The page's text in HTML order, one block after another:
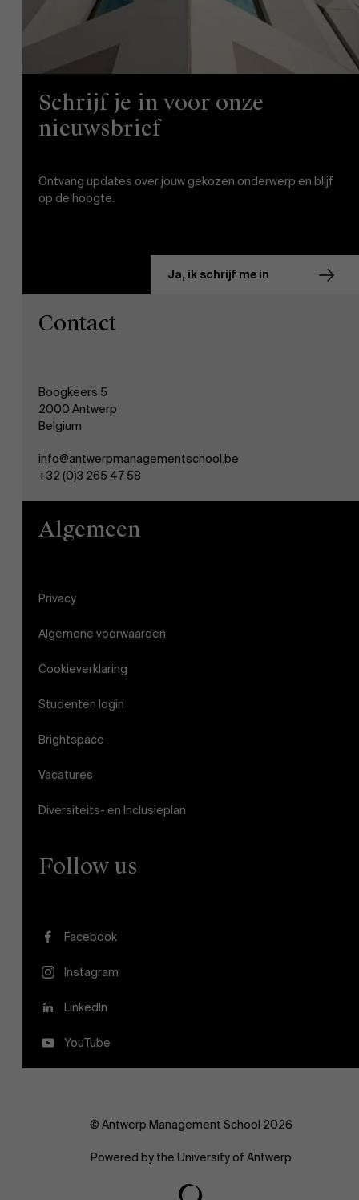
Onderzoek
Over Antwerp Management
Evenementen
Schrijf je in voor onze
nieuwsbrief
Ontvang updates over jouw gekozen onderwerp en blijf
op de hoogte.
Ja, ik schrijf me in
Contact
Boogkeers 5
2000 Antwerp
Belgium
info@antwerpmanagementschool.be
+32 (0)3 265 47 58
Algemeen
Privacy
Algemene voorwaarden
Cookieverklaring
Studenten login
Brightspace
Vacatures
Diversiteits- en Inclusieplan
Follow us
Facebook
Instagram
LinkedIn
YouTube
© Antwerp Management School 2026
Powered by the University of Antwerp